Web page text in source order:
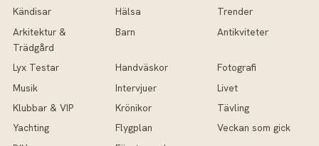
Kändisar
Hälsa
Trender
Arkitektur &
Trädgård
Barn Antikviteter
Lyx Testar Handväskor
Fotografi
Musik
Intervjuer
Livet
Klubbar & VIP
Krönikor
Tävling
Yachting
Flygplan
Veckan som gick